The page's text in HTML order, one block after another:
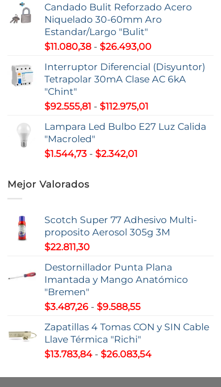
precios:
desde
$195.263,51
Candado Bulit Reforzado Acero
Niquelado 30-60mm Aro
Estandar/Largo "Bulit"
$11.080,38 - $26.493,00Rango
precios:
desde
$26.493,00
Interruptor Diferencial (Disyuntor)
Tetrapolar 30mA Clase AC 6kA
"Chint"
$92.555,81 - $112.975,01
precios:
Lampara Led Bulbo E27 Luz Calida
"Macroled"
$1.544,73 - $2.342,01
hasta
$2.342,01
Mejor Valorados
Scotch Super 77 Adhesivo Multi-
proposito Aerosol 305g 3M
$22.811,30
Destornillador Punta Plana
Imantada y Mango Anatómico
"Bremen"
$3.487,26 - $9.588,55Rango
precios:
$3.487,26
$9.588,55
Zapatillas 4 Tomas CON y SIN Cable
Llave Térmica "Richi"
$13.783,84 - $26.083,54Rango
precios: